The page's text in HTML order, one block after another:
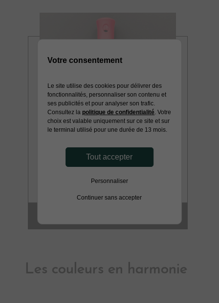
Les couleurs en harmonie
Votre consentement
Le site utilise des cookies pour délivrer des
fonctionnalités, personnaliser son contenu et
ses publicités et pour analyser son trafic.
Consultez la politique de confidentialité . Votre
choix est valable uniquement sur ce site et sur
le terminal utilisé pour une durée de 13 mois.
Tout accepter
Personnaliser
Continuer sans accepter